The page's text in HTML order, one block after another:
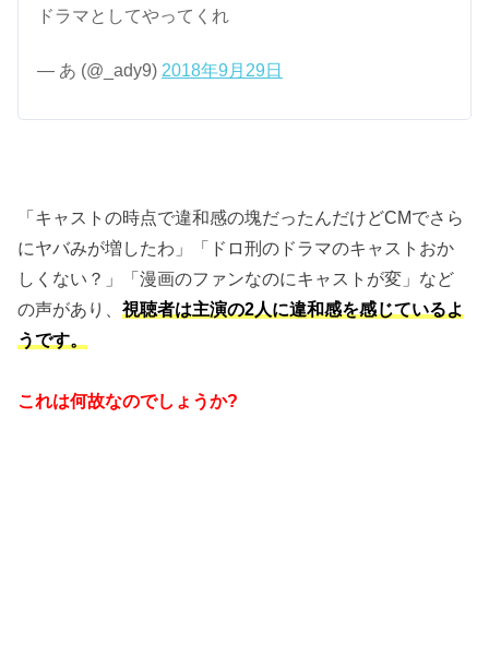
ドラマとしてやってくれ
— あ (@_ady9) 2018年9月29日
「キャストの時点で違和感の塊だったんだけどCMでさら
にヤバみが増したわ」「ドロ刑のドラマのキャストおか
しくない？」「漫画のファンなのにキャストが変」など
の声があり、視聴者は主演の2人に違和感を感じているよ
うです。
これは何故なのでしょうか?